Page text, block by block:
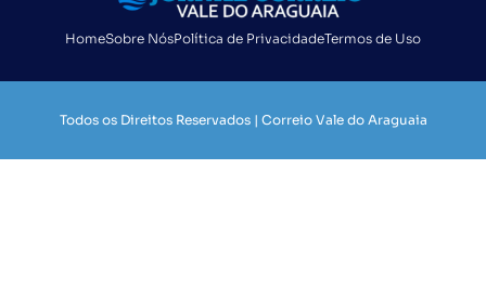
HomeSobre NósPolítica de PrivacidadeTermos de Uso
Todos os Direitos Reservados | Correio Vale do Araguaia